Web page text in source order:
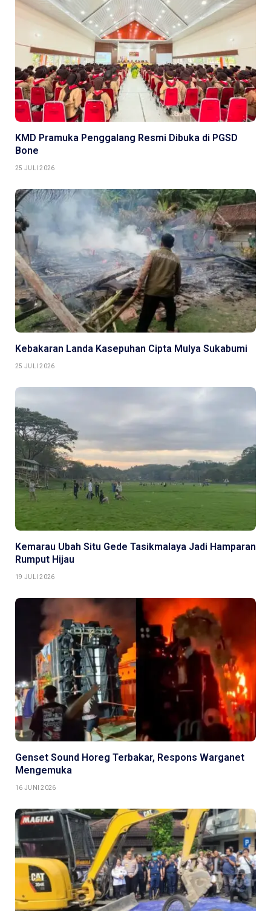
KMD Pramuka Penggalang Resmi Dibuka di PGSD
Bone
25 JULI 2026
Kebakaran Landa Kasepuhan Cipta Mulya Sukabumi
25 JULI 2026
Kemarau Ubah Situ Gede Tasikmalaya Jadi Hamparan
Rumput Hijau
19 JULI 2026
Genset Sound Horeg Terbakar, Respons Warganet
Mengemuka
16 JUNI 2026